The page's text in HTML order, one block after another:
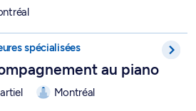
au piano - 2-605-1-4
spécialisées
au piano
Montréal